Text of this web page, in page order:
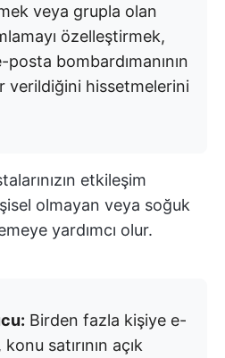
veya grupla olan
özelleştirmek,
posta bombardımanının
verildiğini hissetmelerini
etkileşim
olmayan veya soğuk
yardımcı olur.
Birden fazla kişiye e-
satırının açık